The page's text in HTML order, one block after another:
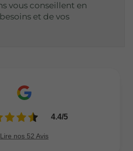
vous conseillent en
et de vos